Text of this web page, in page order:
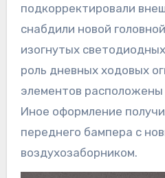
подкорректировали
снабдили новой
изогнутых
роль дневных ходовых
элементов
Иное оформление
переднего бампера с
воздухозаборником.